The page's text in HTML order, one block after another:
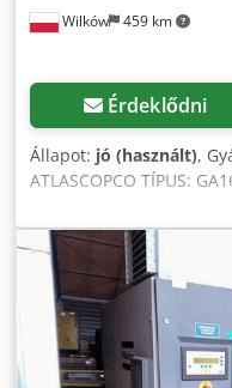
Wilków 459 km
Érdeklődni
Állapot: jó (használt),
ATLASCOPCO TÍPUS:
ÉV: 2011 TELJESÍTMÉNY
4,82-18,36 Crodpfx